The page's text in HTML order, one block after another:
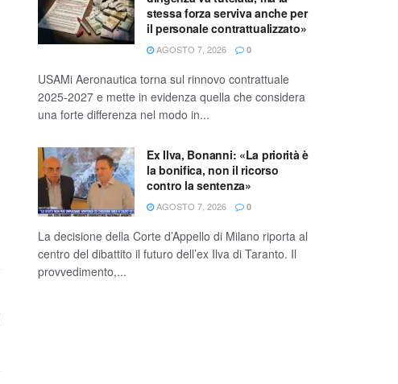
stessa forza serviva anche per
il personale contrattualizzato»
AGOSTO 7, 2026 0
USAMi Aeronautica torna sul rinnovo contrattuale
2025-2027 e mette in evidenza quella che considera
una forte differenza nel modo in...
Ex Ilva, Bonanni: «La priorità è
la bonifica, non il ricorso
contro la sentenza»
AGOSTO 7, 2026 0
La decisione della Corte d’Appello di Milano riporta al
centro del dibattito il futuro dell’ex Ilva di Taranto. Il
provvedimento,...